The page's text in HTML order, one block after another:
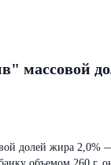
массовой
долей жира 2,0%